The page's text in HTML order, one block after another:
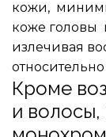
кожи,
коже головы
излечивая
Кроме
и